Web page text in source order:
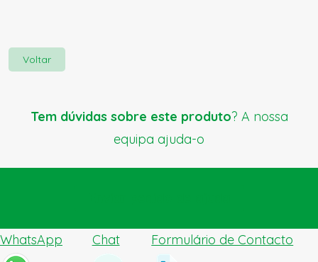
Voltar
Tem dúvidas sobre este produto? A nossa
equipa ajuda-o
WhatsApp Chat Formulário de Contacto